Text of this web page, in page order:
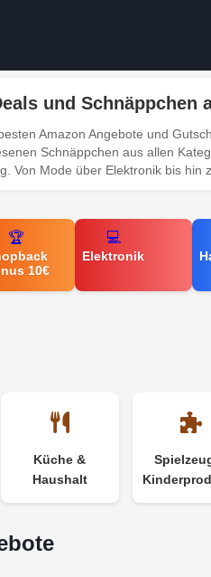
und Schnäppchen
Amazon Angebote und
Schnäppchen aus allen
Von Mode über Elektronik bis
🏆
10€
💻
Elektronik
Küche &
Haushalt